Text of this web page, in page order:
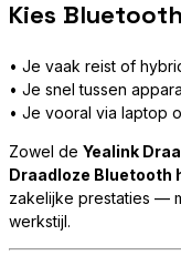
Kies
• Je vaak reist of
• Je snel tussen
• Je vooral via laptop
Zowel de Yealink
Draadloze Bluetooth
zakelijke prestaties —
werkstijl.